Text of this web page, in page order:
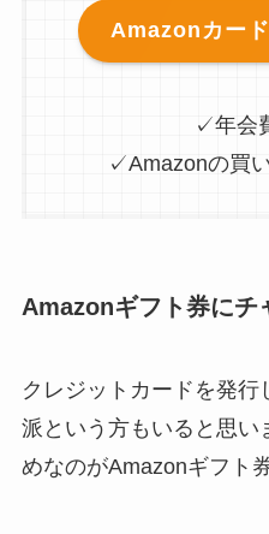
Amazonカー
✓年会
✓Amazonの買
Amazonギフト券にチ
クレジットカードを発
派という方もいると思い
めなのがAmazonギフト